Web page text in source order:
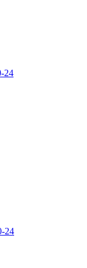
24
24